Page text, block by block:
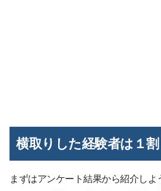
横取りした経験者は１割
まずはアンケート結果から紹介し